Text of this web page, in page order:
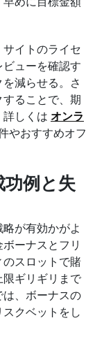
イトのライセ
ューを確認す
減らせる。さ
ることで、期
詳しくは オンラ
やおすすめオフ
功例と失
が有効かがよ
ーナスとフリ
のスロットで賭
限ギリギリまで
、ボーナスの
クベットをし